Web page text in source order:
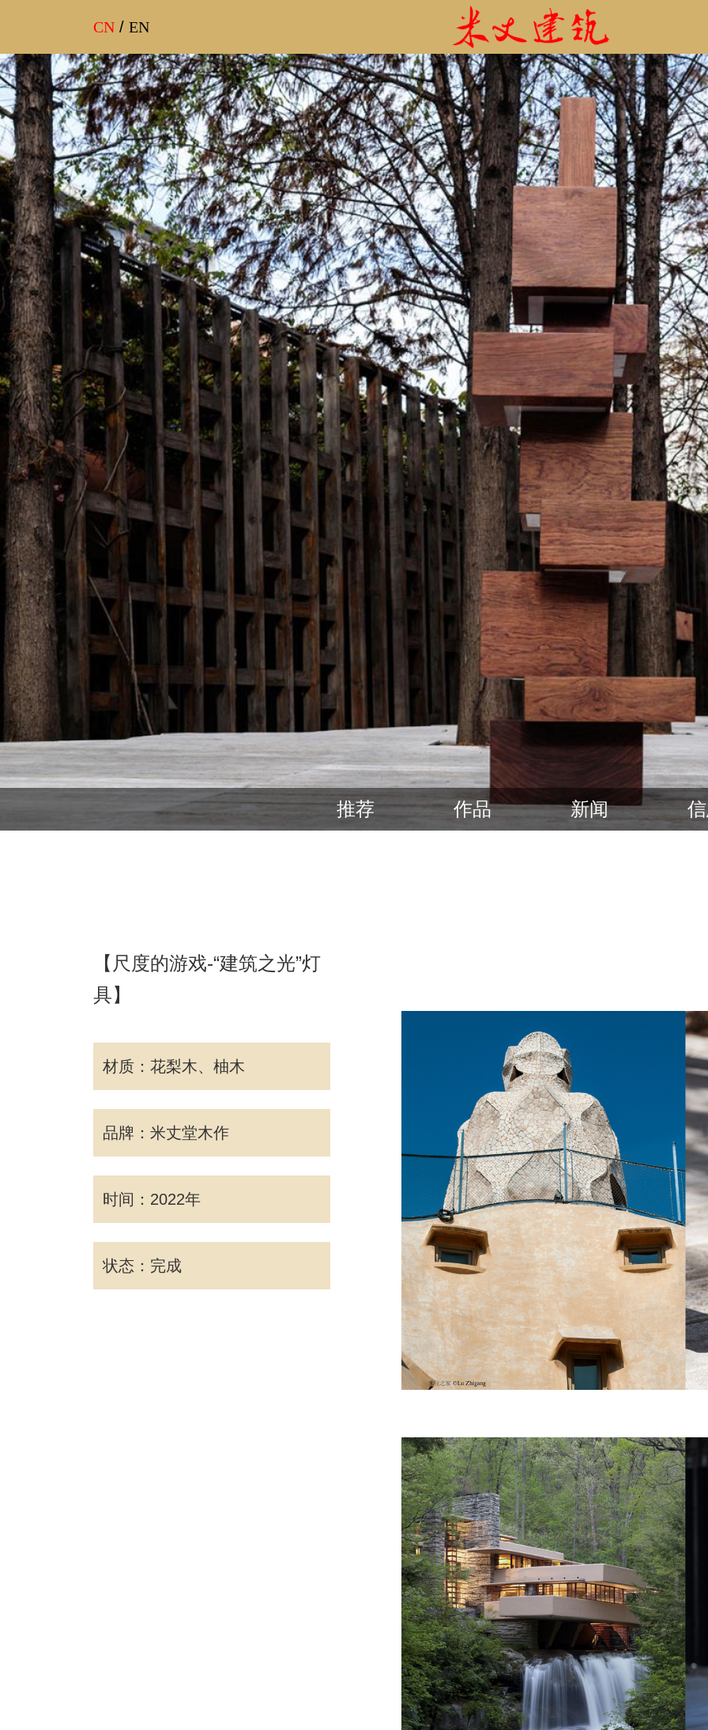
CN / EN
推荐 作品 新闻
【尺度的游戏-“建筑之光”灯
具】
材质：花梨木、柚木
品牌：米丈堂木作
时间：2022年
状态：完成